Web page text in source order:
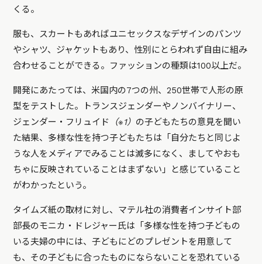
くる。
服も、スカートもあればユニセックスなデザインのパンツ
やシャツ、ジャケットもあり、性別にとらわれず自由に組み
合わせることができる。ファッションの種類は100以上だ。
開発にあたっては、米国内の7つの州、250世帯で人形の原
型をテストした。トランスジェンダーやノンバイナリー、
ジェンダー・フリュイド
（※1） の子どもたちの意見を聞い
た結果、多様な性を持つ子どもたちは「自分たちと同じよ
うな人をメディアでみることは滅多になく、ましてやおも
ちゃに反映されていることはまずない」と感じていること
がわかったという。
タイムズ紙の取材に対し、マテル社の消費者インサイト部
部長のモニカ・ドレジャー氏は「多様な性を持つ子どもの
いる夫婦の中には、子どもにどのプレゼントを用意して
も、その子どもに合ったものにならないことを恐れている